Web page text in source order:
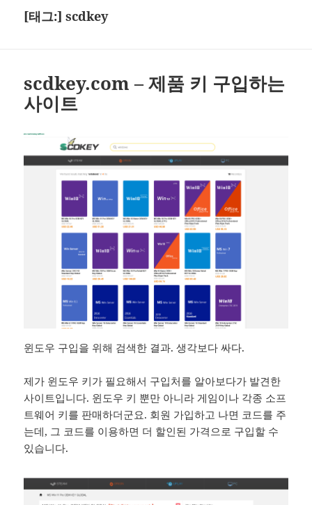
[태그:]scdkey
scdkey.com – 제품 키 구입하는
사이트
윈도우 구입을 위해 검색한 결과. 생각보다 싸다.
제가 윈도우 키가 필요해서 구입처를 알아보다가 발견한
사이트입니다. 윈도우 키 뿐만 아니라 게임이나 각종 소프
트웨어 키를 판매하더군요. 회원 가입하고 나면 코드를 주
는데, 그 코드를 이용하면 더 할인된 가격으로 구입할 수
있습니다.